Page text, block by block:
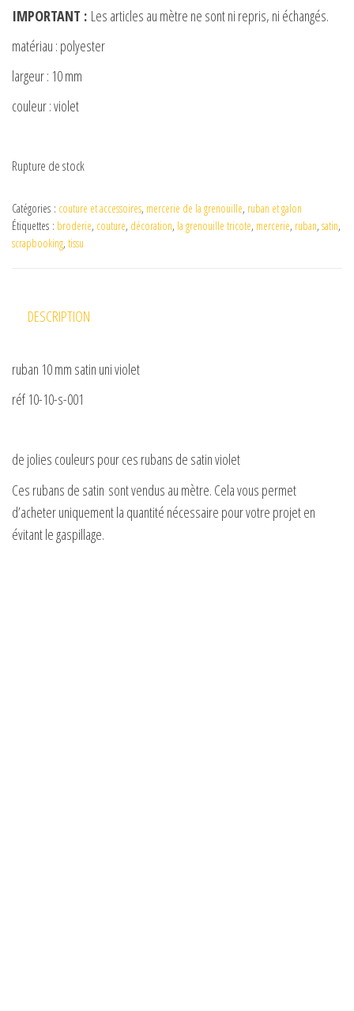
IMPORTANT : Les articles au mètre ne sont ni repris, ni échangés.
matériau : polyester
largeur : 10 mm
couleur : violet
Rupture de stock
Catégories : couture et accessoires, mercerie de la grenouille, ruban et galon
Étiquettes : broderie, couture, décoration, la grenouille tricote, mercerie, ruban, satin,
scrapbooking, tissu
DESCRIPTION
ruban 10 mm satin uni violet
réf 10-10-s-001
de jolies couleurs pour ces rubans de satin violet
Ces rubans de satin sont vendus au mètre. Cela vous permet
d’acheter uniquement la quantité nécessaire pour votre projet en
évitant le gaspillage.